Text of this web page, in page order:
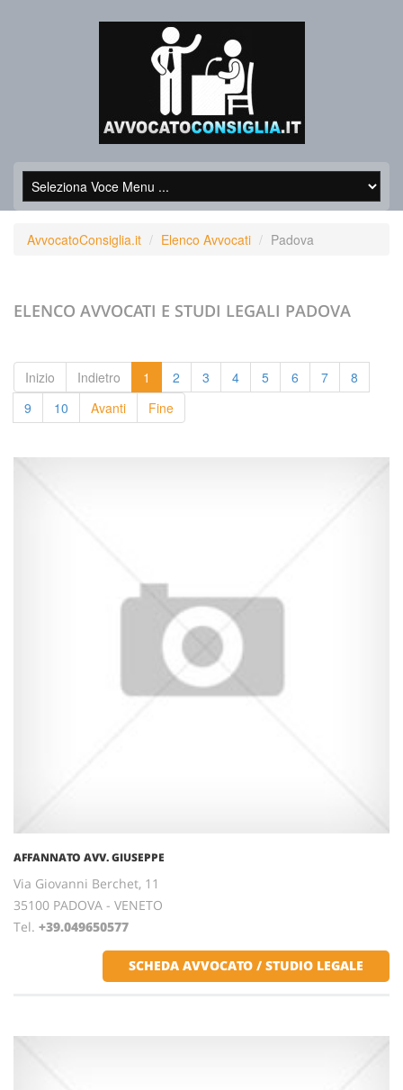
AvvocatoConsiglia.it Elenco Avvocati Padova
ELENCO AVVOCATI E STUDI LEGALI PADOVA
Inizio Indietro 1 2 3 4 5 6 7
8
9
10 Avanti Fine
AFFANNATO AVV. GIUSEPPE
Via Giovanni Berchet, 11
35100 PADOVA - VENETO
Tel. +39.049650577
SCHEDA AVVOCATO / STUDIO LEGALE